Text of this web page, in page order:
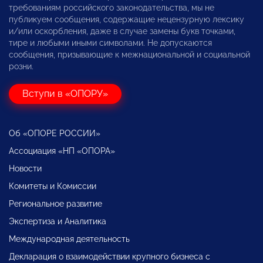
требованиям российского законодательства, мы не
публикуем сообщения, содержащие нецензурную лексику
и/или оскорбления, даже в случае замены букв точками,
тире и любыми иными символами. Не допускаются
сообщения, призывающие к межнациональной и социальной
розни.
Вступи в «ОПОРУ»
Об «ОПОРЕ РОССИИ»
Ассоциация «НП «ОПОРА»
Новости
Комитеты и Комиссии
Региональное развитие
Экспертиза и Аналитика
Международная деятельность
Декларация о взаимодействии крупного бизнеса с